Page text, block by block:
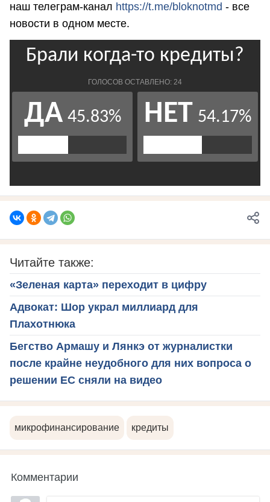
наш телеграм-канал https://t.me/bloknotmd - все
новости в одном месте.
Читайте также:
«Зеленая карта» переходит в цифру
Адвокат: Шор украл миллиард для
Плахотнюка
Бегство Армашу и Лянкэ от журналистки
после крайне неудобного для них вопроса о
решении ЕС сняли на видео
микрофинансирование кредиты
Комментарии